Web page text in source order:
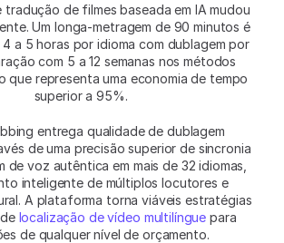
de filmes baseada em IA mudou
Um longa-metragem de 90 minutos é
a 5 horas por idioma com dublagem por
com 5 a 12 semanas nos métodos
que representa uma economia de tempo
superior a 95%.
entrega qualidade de dublagem
de uma precisão superior de sincronia
de voz autêntica em mais de 32 idiomas,
inteligente de múltiplos locutores e
A plataforma torna viáveis estratégias
localização de vídeo multilíngue para
de qualquer nível de orçamento.